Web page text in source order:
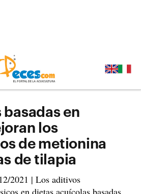
principal
basadas en
los
de metionina
de tilapia
2021 | Los aditivos
en dietas acuícolas basadas